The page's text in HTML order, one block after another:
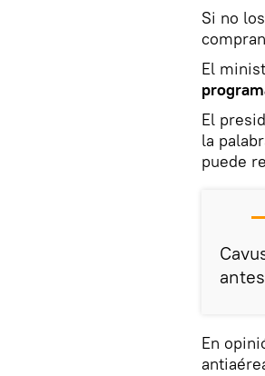
Si no
El
El
la
puede
En